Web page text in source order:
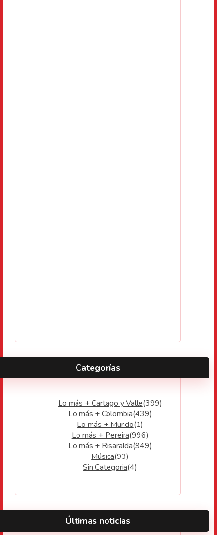
Categorías
Lo más + Cartago y Valle(399)
Lo más + Colombia(439)
Lo más + Mundo(1)
Lo más + Pereira(996)
Lo más + Risaralda(949)
Música(93)
Sin Categoria(4)
Últimas noticias